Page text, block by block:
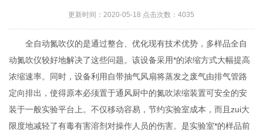
更新时间：2020-05-18 点击次数：4035
全自动氮吹仪的是通过整合、优化现有技术优势，多样品全自
动氮吹仪较好地解决了这些问题。该设备采用*的浓缩方式大幅提高
浓缩速率。同时，设备利用自带抽气风扇将蒸发之废气由排气管路
定向排出，使得原本必须置于通风厨中的氮吹浓缩装置可安全的安
装于一般实验平台上。不仅移动容易，节约实验室成本，而且zui大
限度地减轻了有毒有害溶剂对操作人员的伤害。是实验室*的样品前